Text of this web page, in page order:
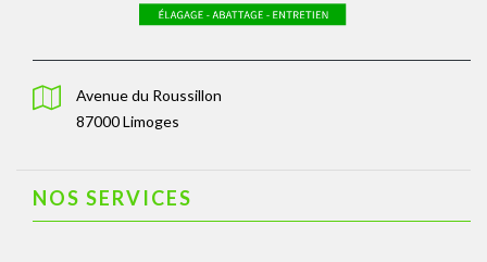
Avenue du Roussillon
87000 Limoges
NOS SERVICES